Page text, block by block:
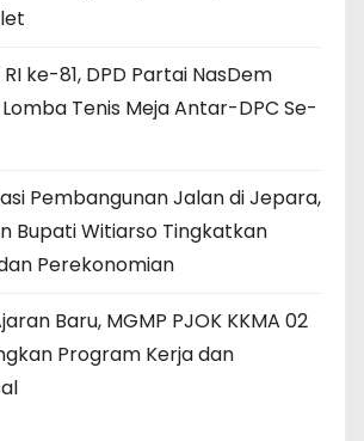
ke-81, DPD Partai NasDem
Tenis Meja Antar-DPC Se-
Pembangunan Jalan di Jepara,
Bupati Witiarso Tingkatkan
Perekonomian
Baru, MGMP PJOK KKMA 02
Program Kerja dan